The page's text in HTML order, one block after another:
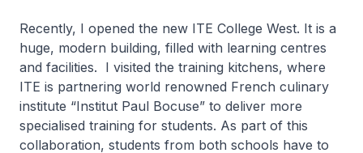
Recently, I opened the new ITE College West. It is a
huge, modern building, filled with learning centres
and facilities. I visited the training kitchens, where
ITE is partnering world renowned French culinary
institute “Institut Paul Bocuse” to deliver more
specialised training for students. As part of this
collaboration, students from both schools have to